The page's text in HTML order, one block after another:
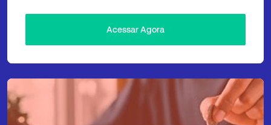
Acessar Agora